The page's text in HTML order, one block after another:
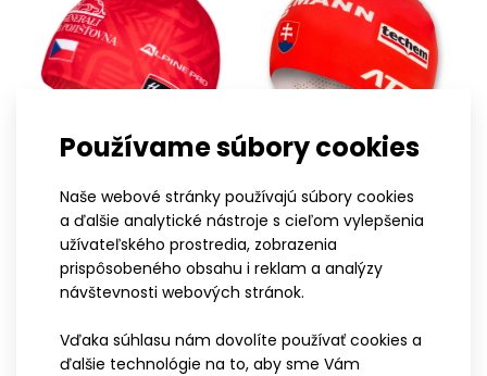
Používame súbory cookies
Naše webové stránky používajú súbory cookies
a ďalšie analytické nástroje s cieľom vylepšenia
užívateľského prostredia, zobrazenia
prispôsobeného obsahu i reklam a analýzy
návštevnosti webových stránok.
Vďaka súhlasu nám dovolíte používať cookies a
ďalšie technológie na to, aby sme Vám
Ľahká pretekárska jednovrstvová čiapka SYNEK Collection
S-M L-XL
Dvojvrstvová športová
čiapka INVO s bambulou,
červená
24,90€
XS S-M
Jednovrstvová čiapka
BIATHLON SVK
19,10€